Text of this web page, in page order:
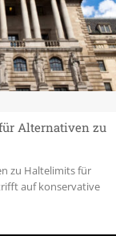
Alternativen zu
zu Haltelimits für
auf konservative